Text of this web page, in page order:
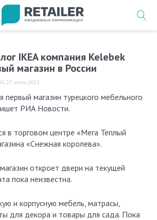
IKEA компания Kelebek
магазин в России
27 июля 2023
РИА Новости.
в торговом центре «Мега Тёплый
«Снежная королева».
откроет двери на текущей
пока неизвестна.
и корпусную мебель, матрасы,
для декора и товары для сада. Пока